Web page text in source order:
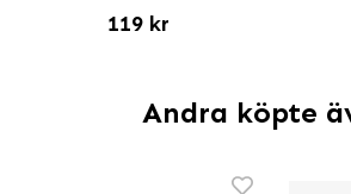
119 kr
Andra köpte